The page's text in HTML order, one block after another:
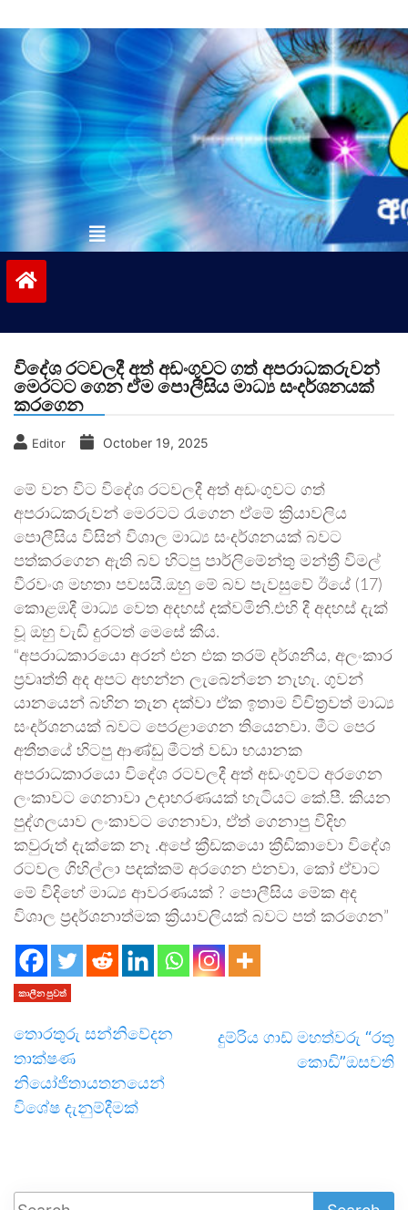
to
contentvinivida.lk
විදේශ රටවලදී අත් අඩංගුවට ගත් අපරාධකරුවන්
මෙරටට ගෙන ඒම පොලීසිය මාධ්‍ය සංදර්ශනයක්
කරගෙන
Editor October 19, 2025
මේ වන විට විදේශ රටවලදී අත් අඩංගුවට ගත්
අපරාධකරුවන් මෙරටට රැගෙන ඒමේ ක්‍රියාවලිය
පොලීසිය විසින් විශාල මාධ්‍ය සංදර්ශනයක් බවට
පත්කරගෙන ඇති බව හිටපු පාර්ලිමේන්තු මන්ත්‍රී විමල්
වීරවංශ මහතා පවසයි.ඔහු මේ බව පැවසුවේ ඊයේ (17)
කොළඹදී මාධ්‍ය වෙත අදහස් දක්වමිනි.එහි දී අදහස් දැක්
වූ ඔහු වැඩි දුරටත් මෙසේ කීය.
“අපරාධකාරයො අරන් එන එක තරම් දර්ශනීය, අලංකාර
ප්‍රවෘත්ති අද අපට අහන්න ලැබෙන්නෙ නැහැ. ගුවන්
යානයෙන් බහින තැන දක්වා ඒක ඉතාම විචිත්‍රවත් මාධ්‍ය
සංදර්ශනයක් බවට පෙරළාගෙන තියෙනවා. මීට පෙර
අතීතයේ හිටපු ආණ්ඩු මීටත් වඩා භයානක
අපරාධකාරයො විදේශ රටවලදී අත් අඩංගුවට අරගෙන
ලංකාවට ගෙනාවා උදාහරණයක් හැටියට කේ.පී. කියන
පුද්ගලයාව ලංකාවට ගෙනාවා, ඒත් ගෙනාපු විදිහ
කවුරුත් දැක්කෙ නෑ .අපේ ක්‍රීඩකයො ක්‍රීඩිකාවො විදේශ
රටවල ගිහිල්ලා පදක්කම් අරගෙන එනවා, කෝ ඒවාට
මේ විදිහේ මාධ්‍ය ආවරණයක් ? පොලීසිය මේක අද
විශාල ප්‍රදර්ශනාත්මක ක්‍රියාවලියක් බවට පත් කරගෙන”
කාලීන පුවත්
තොරතුරු සන්නිවේදන
තාක්ෂණ
නියෝජිතායතනයෙන්
විශේෂ දැනුම්දීමක්
දුම්රිය ගාඩ් මහත්වරු “රතු
කොඩි”ඔසවති